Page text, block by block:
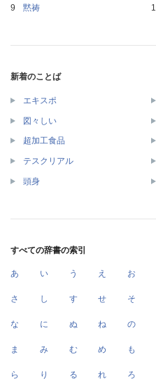
黙祷
新着のことば
エキスポ
図々しい
超加工食品
テスクリアル
頭身
すべての辞書の索引
あ い う え お
さ し す せ そ
な に ぬ ね の
ま み む め も
ら り る れ ろ